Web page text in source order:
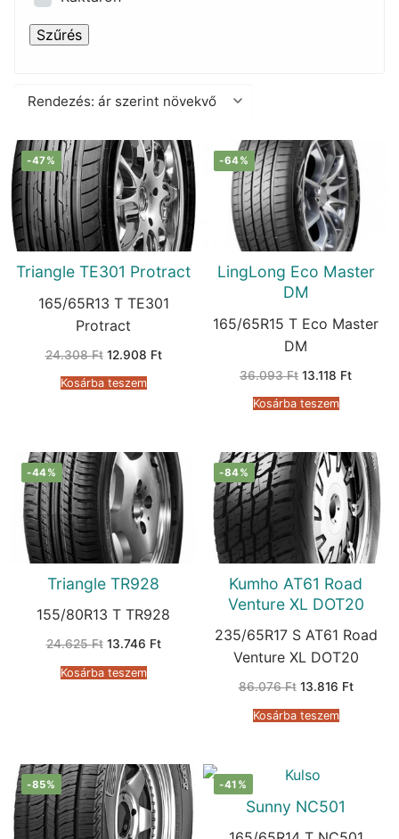
Szűrés
-47%
Triangle TE301 Protract
165/65R13 T TE301
Protract
24.308Ft Original
was:
24.308 Ft.
12.908 FtCurrent
Kosárba teszem
-64%
LingLong Eco Master
DM
165/65R15 T Eco Master
DM
36.093Ft Original
was:
36.093 Ft.
13.118 FtCurrent
Kosárba teszem
-44%
Triangle TR928
155/80R13 T TR928
24.625Ft Original
was:
24.625 Ft.
13.746 FtCurrent
Kosárba teszem
-84%
Kumho AT61 Road
Venture XL DOT20
235/65R17 S AT61 Road
Venture XL DOT20
86.076Ft Original
was:
86.076 Ft.
13.816 FtCurrent
Kosárba teszem
-85% -41%
Sunny NC501